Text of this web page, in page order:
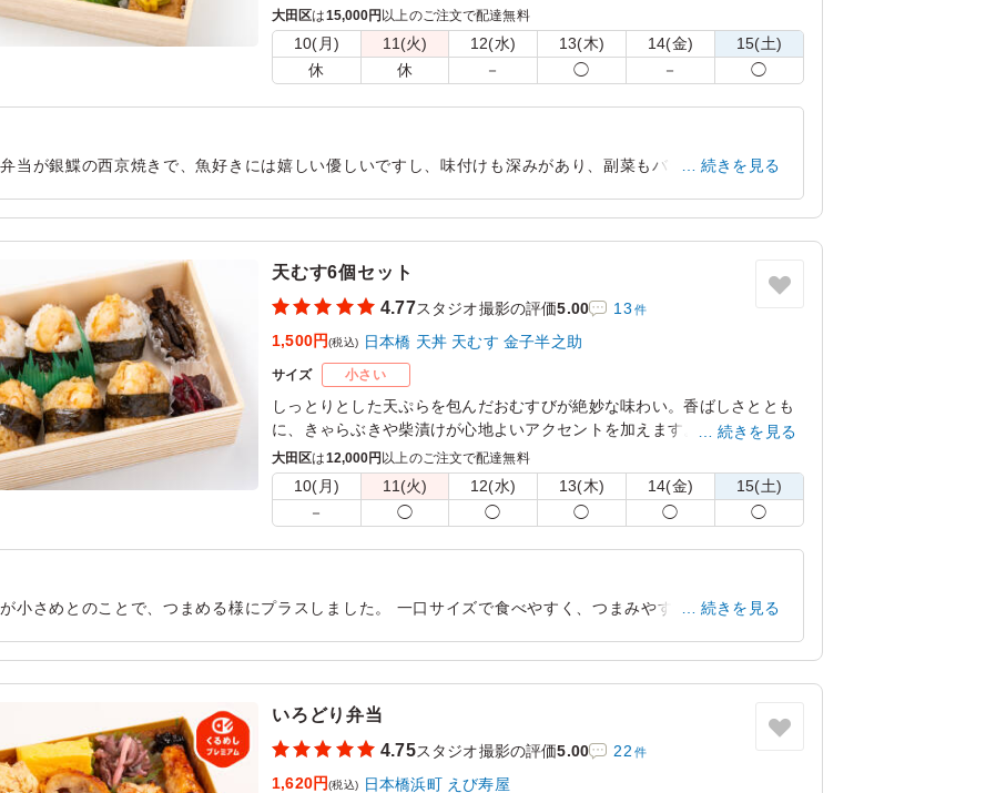
森田でも一番人気のメインです。お米は新潟県糸魚川産のコシヒカリ。口
の中に入れるとジューシーさとお米の甘みが広がります。お米の美味しさ
を味わっていただけるお米です。15種の店主の腕が光る繊細で豊かな味わ
いの副菜と共にお召し上がりください。会議やおもてなしにおすすめで
す。
大田区は15,000円 以上のご注文で配達無料
10(月) 11(火) 12(水) 13(木) 14(金) 15(土)
休 休 － ◯ － ◯
当が銀鰈の西京焼きで、魚好きには嬉しい優しいですし、味付けも深みがあり、副菜もバランスよく入っ
続きを見る
天むす6個セット
4.77スタジオ撮影の評価5.00 13 件
1,500円(税込) 日本橋 天丼 天むす 金子半之助
サイズ 小さい
しっとりとした天ぷらを包んだおむすびが絶妙な味わい。香ばしさととも
に、きゃらぶきや柴漬けが心地よいアクセントを加えます。お集まりの席
や接待にぴったりです。日本橋 天丼 天むす 金子半之助の天むすで特別な
ひとときをお楽しみください。
続きを見る
大田区は12,000円 以上のご注文で配達無料
10(月) 11(火) 12(水) 13(木) 14(金) 15(土)
－ ◯ ◯ ◯ ◯ ◯
小さめとのことで、つまめる様にプラスしました。 一口サイズで食べやすく、つまみやすいので差し入
かりました。
続きを見る
いろどり弁当
4.75スタジオ撮影の評価5.00 22 件
1,620円(税込) 日本橋浜町 えび寿屋